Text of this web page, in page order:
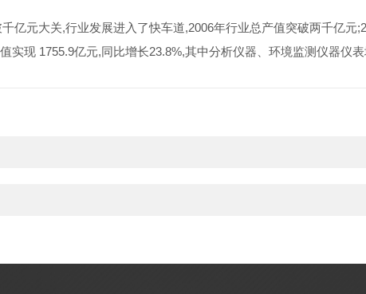
元大关,行业发展进入了快车道,2006年行业总产值突破两千亿元
现 1755.9亿元,同比增长23.8%,其中分析仪器、环境监测仪器仪